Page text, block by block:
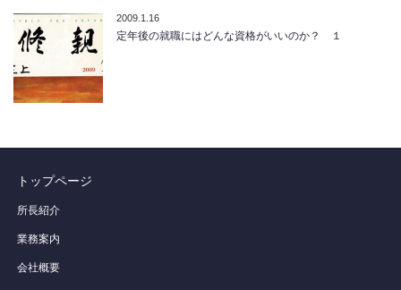
2009.1.16
定年後の就職にはどんな資格がいいのか？ １
トップページ
所長紹介
業務案内
会社概要